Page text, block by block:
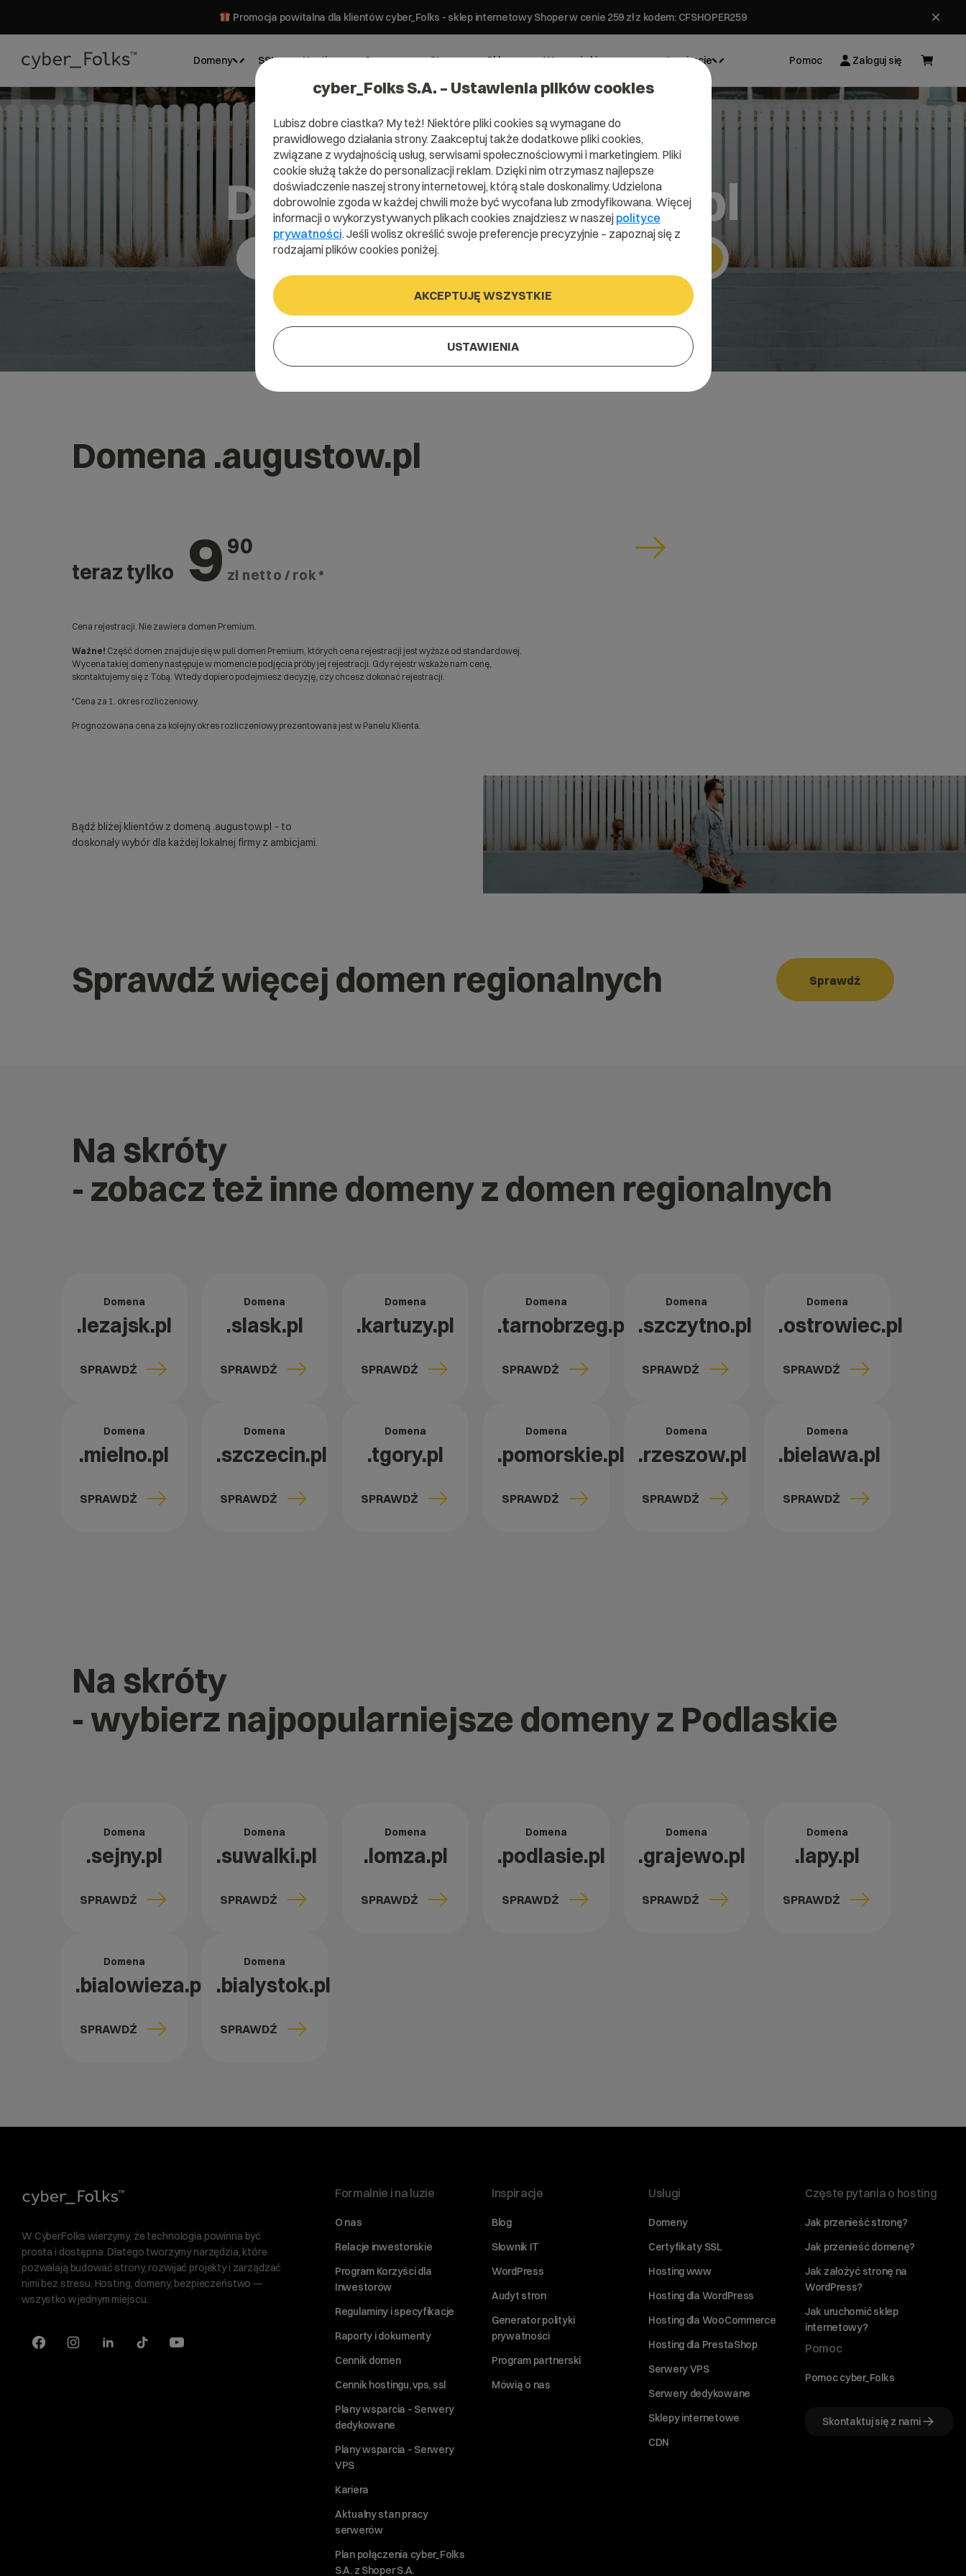
Promocja powitalna dla klientów cyber_Folks - sklep internetowy Shoper w cenie 259 zł z kodem: CFSHOPER259
Domeny SSL Hosting Serwery Strony Sklepy Wsparcie biznesowe Inspiracje Pomoc Zaloguj się
Domena .augustow.pl
Domena .augustow.pl
teraz tylko 9 90
zł netto / rok *
Cena rejestracji. Nie zawiera domen Premium.
Ważne! Część domen znajduje się w puli domen Premium, których cena rejestracji jest wyższa od standardowej.
Wycena takiej domeny następuje w momencie podjęcia próby jej rejestracji. Gdy rejestr wskaże nam cenę,
skontaktujemy się z Tobą. Wtedy dopiero podejmiesz decyzję, czy chcesz dokonać rejestracji.
*Cena za 1. okres rozliczeniowy.
Prognozowana cena za kolejny okres rozliczeniowy prezentowana jest w Panelu Klienta.
Bądź bliżej klientów z domeną .augustow.pl – to
doskonały wybór dla każdej lokalnej firmy z ambicjami.
Sprawdź więcej domen regionalnych Sprawdź
Na skróty
- zobacz też inne domeny z domen regionalnych
Domena
.lezajsk.pl
SPRAWDŹ
Domena
.slask.pl
SPRAWDŹ
Domena
.kartuzy.pl
SPRAWDŹ
Domena
.tarnobrzeg.pl
SPRAWDŹ
Domena
.szczytno.pl
SPRAWDŹ
Domena
.ostrowiec.pl
SPRAWDŹ
Domena
.mielno.pl
SPRAWDŹ
Domena
.szczecin.pl
SPRAWDŹ
Domena
.tgory.pl
SPRAWDŹ
Domena
.pomorskie.pl
SPRAWDŹ
Domena
.rzeszow.pl
SPRAWDŹ
Domena
.bielawa.pl
SPRAWDŹ
Na skróty
- wybierz najpopularniejsze domeny z Podlaskie
Domena
.sejny.pl
SPRAWDŹ
Domena
.suwalki.pl
SPRAWDŹ
Domena
.lomza.pl
SPRAWDŹ
Domena
.podlasie.pl
SPRAWDŹ
Domena
.grajewo.pl
SPRAWDŹ
Domena
.lapy.pl
SPRAWDŹ
Domena
.bialowieza.pl
SPRAWDŹ
Domena
.bialystok.pl
SPRAWDŹ
W CyberFolks wierzymy, że technologia powinna być
prosta i dostępna. Dlatego tworzymy narzędzia, które
pozwalają budować strony, rozwijać projekty i zarządzać
nimi bez stresu. Hosting, domeny, bezpieczeństwo —
wszystko w jednym miejscu.
Formalnie i na luzie
O nas
Relacje inwestorskie
Program Korzyści dla
Inwestorów
Regulaminy i specyfikacje
Raporty i dokumenty
Cennik domen
Cennik hostingu, vps, ssl
Plany wsparcia – Serwery
dedykowane
Plany wsparcia – Serwery
VPS
Kariera
Aktualny stan pracy
serwerów
Plan połączenia cyber_Folks
S.A. z Shoper S.A.
Inspiracje
Blog
Słownik IT
WordPress
Audyt stron
Generator polityki
prywatności
Program partnerski
Mówią o nas
Usługi
Domeny
Certyfikaty SSL
Hosting www
Hosting dla WordPress
Hosting dla WooCommerce
Hosting dla PrestaShop
Serwery VPS
Serwery dedykowane
Sklepy internetowe
CDN
Częste pytania o hosting
Jak przenieść stronę?
Jak przenieść domenę?
Jak założyć stronę na
WordPress?
Jak uruchomić sklep
internetowy?
Pomoc
Pomoc cyber_Folks
Skontaktuj się z nami
cyber_Folks S.A. – Ustawienia plików cookies
Lubisz dobre ciastka? My też! Niektóre pliki cookies są wymagane do
prawidłowego działania strony. Zaakceptuj także dodatkowe pliki cookies,
związane z wydajnością usług, serwisami społecznościowymi i marketingiem. Pliki
cookie służą także do personalizacji reklam. Dzięki nim otrzymasz najlepsze
doświadczenie naszej strony internetowej, którą stale doskonalimy. Udzielona
dobrowolnie zgoda w każdej chwili może być wycofana lub zmodyfikowana. Więcej
informacji o wykorzystywanych plikach cookies znajdziesz w naszej polityce
prywatności. Jeśli wolisz określić swoje preferencje precyzyjnie – zapoznaj się z
rodzajami plików cookies poniżej.
AKCEPTUJĘ WSZYSTKIE
USTAWIENIA